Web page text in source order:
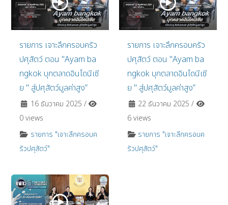
รายการ เจาะลึกครอบครัว
ปศุสัตว์ ตอน "Ayam ba
ngkok บุกตลาดอินโดนีเซี
ย " สู่ปศุสัตว์มูลค่าสูง”
16 ธันวาคม 2025 /
0 views
รายการ "เจาะลึกครอบค
รัวปศุสัตว์"
รายการ เจาะลึกครอบครัว
ปศุสัตว์ ตอน "Ayam ba
ngkok บุกตลาดอินโดนีเซี
ย " สู่ปศุสัตว์มูลค่าสูง”
22 ธันวาคม 2025 /
6 views
รายการ "เจาะลึกครอบค
รัวปศุสัตว์"